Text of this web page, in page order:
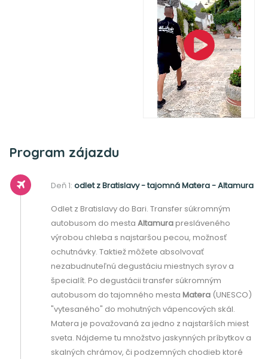
Program zájazdu
Deň 1: odlet z Bratislavy - tajomná Matera - Altamura
Odlet z Bratislavy do Bari. Transfer súkromným
autobusom do mesta Altamurapresláveného
výrobou chleba s najstaršou pecou, možnosť
ochutnávky. Taktiež môžete absolvovať
nezabudnuteľnú degustáciu miestnych syrov a
špecialít. Po degustácii transfer súkromným
autobusom do tajomného mesta Matera (UNESCO)
"vytesaného" do mohutných vápencových skál.
Matera je považovaná za jedno z najstarších miest
sveta. Nájdeme tu množstvo jaskynných príbytkov a
skalných chrámov, či podzemných chodieb ktoré